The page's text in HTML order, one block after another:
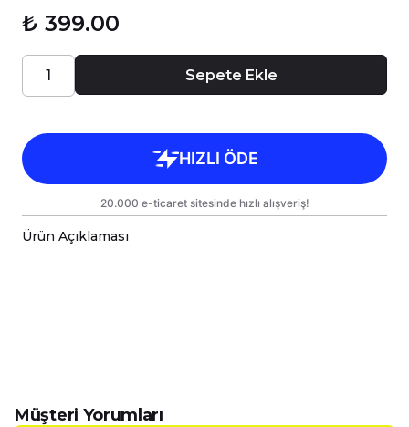
₺ 399.00
Sepete Ekle
Ürün Açıklaması
Müşteri Yorumları